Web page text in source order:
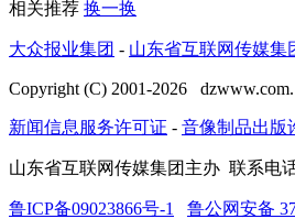
相关推荐 换一换
大众报业集团 - 山东省互联网传媒集
Copyright (C) 2001-2026 dzwww.com.
新闻信息服务许可证 - 音像制品出版
山东省互联网传媒集团主办 联系电
鲁ICP备09023866号-1 鲁公网安备